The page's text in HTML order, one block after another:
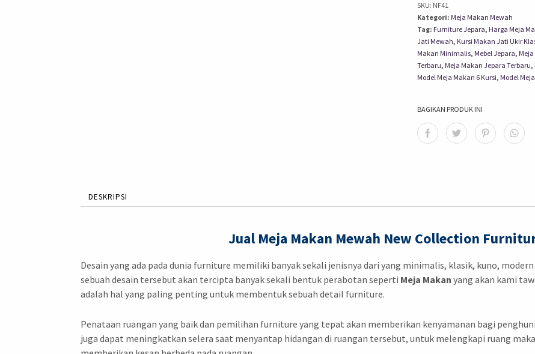
SKU: NF41
Kategori: Meja Makan Mewah
Tag: Furniture Jepara, Harga Meja
Jati Mewah, Kursi Makan Jati Ukir
Makan Minimalis, Mebel Jepara,
Terbaru, Meja Makan Jepara Terbaru,
Model Meja Makan 6 Kursi, Model
BAGIKAN PRODUK INI
DESKRIPSI
Jual Meja Makan Mewah New Collection
Desain yang ada pada dunia furniture memiliki banyak sekali jenisnya dari yang minimalis, klasik, kuno,
sebuah desain tersebut akan tercipta banyak sekali bentuk perabotan seperti Meja Makan yang akan kami
adalah hal yang paling penting untuk membentuk sebuah detail furniture.
Penataan ruangan yang baik dan pemilihan furniture yang tepat akan memberikan kenyamanan bagi
juga dapat meningkatkan selera saat menyantap hidangan di ruangan tersebut, untuk melengkapi ruang